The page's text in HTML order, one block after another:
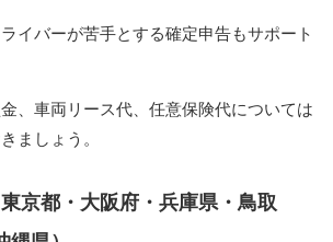
イバーが苦手とする確定申告もサポート
、車両リース代、任意保険代については
ましょう。
京都・大阪府・兵庫県・鳥取